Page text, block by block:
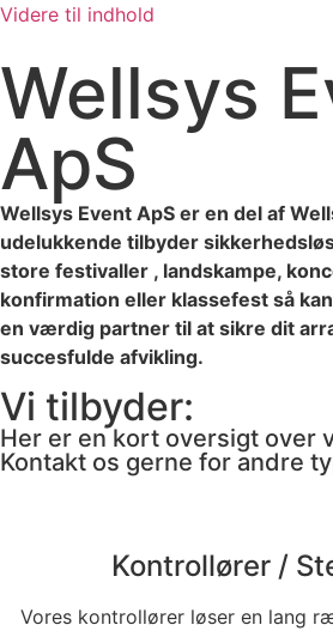
Videre til indhold
Wellsys
ApS
Wellsys Event ApS er en del af
udelukkende tilbyder
store festivaller , landskampe,
konfirmation eller klassefest så
en værdig partner til at sikre dit
succesfulde afvikling.
Vi tilbyder:
Her er en kort oversigt over
Kontakt os gerne for andre
Kontrollører /
Vores kontrollører løser en lang